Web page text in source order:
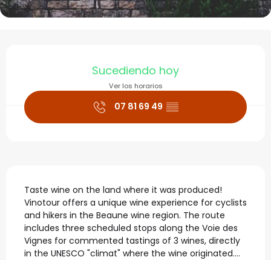
Horarios y datos de
Sucediendo hoy
Ver los horarios
07 81 69 49 ▒▒
Descripción
Taste wine on the land where it was produced!
Vinotour offers a unique wine experience for cyclists
and hikers in the Beaune wine region. The route
includes three scheduled stops along the Voie des
Vignes for commented tastings of 3 wines, directly
in the UNESCO "climat" where the wine originated....